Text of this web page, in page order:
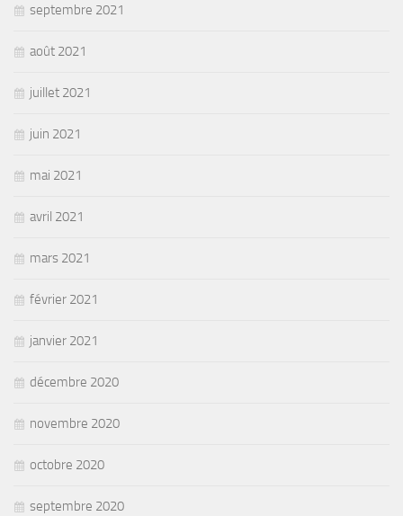
septembre 2021
août 2021
juillet 2021
juin 2021
mai 2021
avril 2021
mars 2021
février 2021
janvier 2021
décembre 2020
novembre 2020
octobre 2020
septembre 2020